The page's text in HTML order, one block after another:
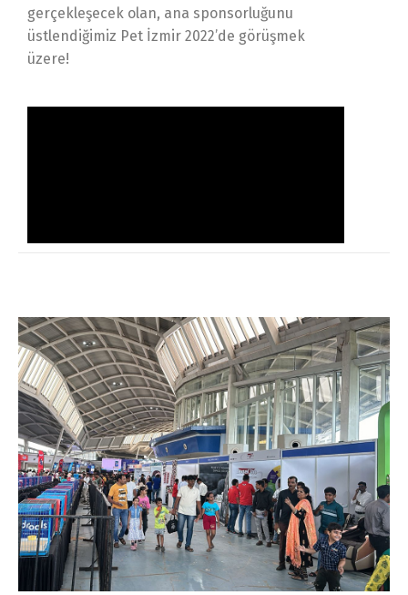
gerçekleşecek olan, ana sponsorluğunu
üstlendiğimiz Pet İzmir 2022’de görüşmek
üzere!